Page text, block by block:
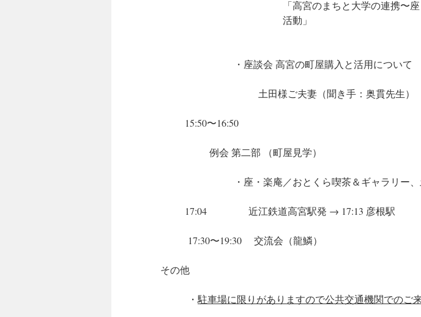
「高宮のまちと大学の連携〜
活動」
・座談会 高宮の町屋購入と活用について
土田様ご夫妻（聞き手：奥貫先生）
15:50〜16:50
例会 第二部 （町屋見学）
・座・楽庵／おとくら喫茶＆ギャラリー
17:04 近江鉄道高宮駅発 → 17:13 彦根駅
17:30〜19:30 交流会（龍鱗）
その他
・ 駐車場に限りがありますので公共交通機関でのご